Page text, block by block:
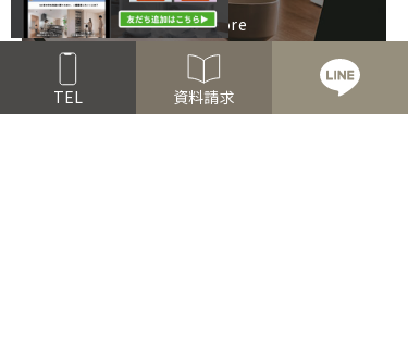
Read more
TEL 資料請求